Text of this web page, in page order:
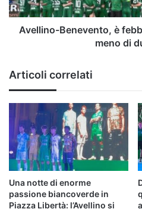
out
in
meno
Avellino-Benevento, è
meno di
Articoli correlati
Una notte di enorme
passione biancoverde in
Piazza Libertà: l’Avellino si